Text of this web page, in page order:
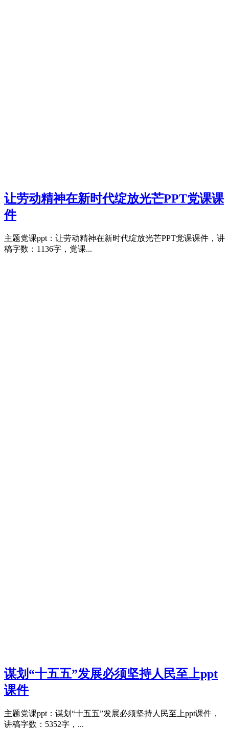
让劳动精神在新时代绽放光芒PPT党课课
件
主题党课ppt：让劳动精神在新时代绽放光芒PPT党课课件，讲
稿字数：1136字，党课...
谋划“十五五”发展必须坚持人民至上ppt
课件
主题党课ppt：谋划“十五五”发展必须坚持人民至上ppt课件，
讲稿字数：5352字，...